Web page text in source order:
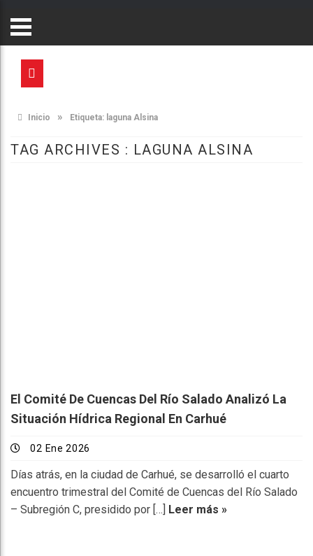
Inicio » Etiqueta: laguna Alsina
TAG ARCHIVES : LAGUNA ALSINA
El Comité De Cuencas Del Río Salado Analizó La
Situación Hídrica Regional En Carhué
02 Ene 2026
Días atrás, en la ciudad de Carhué, se desarrolló el cuarto
encuentro trimestral del Comité de Cuencas del Río Salado
– Subregión C, presidido por […] Leer más »